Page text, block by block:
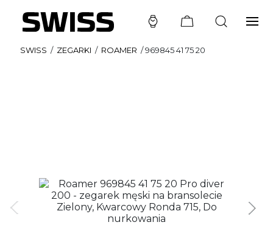
SWISS / ZEGARKI / ROAMER /969845 41 75 20